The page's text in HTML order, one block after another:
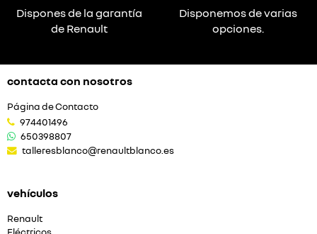
Dispones de la garantía
de Renault
Disponemos de varias
opciones.
contacta con nosotros
Página de Contacto
974401496
650398807
talleresblanco@renaultblanco.es
vehículos
Renault